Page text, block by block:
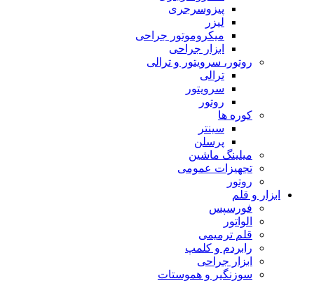
پیزوسرجری
لیزر
میکروموتور جراحی
ابزار جراحی
روتور، سرویتور و ترالی
ترالی
سرویتور
روتور
کوره ها
سینتر
پرسلن
میلینگ ماشین
تجهیزات عمومی
روتور
ابزار و قلم
فورسپس
الواتور
قلم ترمیمی
رابردم و کلمپ
ابزار جراحی
سوزنگیر و هموستات